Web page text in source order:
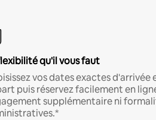
qu'il vous faut
vos dates exactes d'arrivée
puis réservez facilement en
supplémentaire ni